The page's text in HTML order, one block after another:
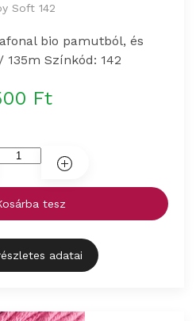
Soft 142
bio pamutból, és
135m Színkód: 142
Ft
tesz
adatai